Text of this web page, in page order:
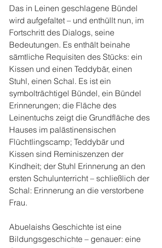
Das in Leinen geschlagene Bündel
wird aufgefaltet – und enthüllt nun, im
Fortschritt des Dialogs, seine
Bedeutungen. Es enthält beinahe
sämtliche Requisiten des Stücks: ein
Kissen und einen Teddybär, einen
Stuhl, einen Schal. Es ist ein
symbolträchtigel Bündel, ein Bündel
Erinnerungen; die Fläche des
Leinentuchs zeigt die Grundfläche des
Hauses im palästinensischen
Flüchtlingscamp; Teddybär und
Kissen sind Reminiszenzen der
Kindheit; der Stuhl Erinnerung an den
ersten Schulunterricht – schließlich der
Schal: Erinnerung an die verstorbene
Frau.
Abuelaishs Geschichte ist eine
Bildungsgeschichte – genauer: eine